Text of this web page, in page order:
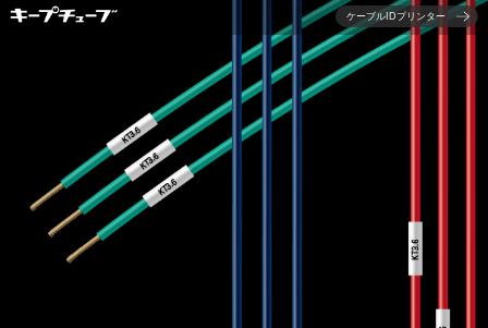
このページの本文へ ケーブルIDプリンター